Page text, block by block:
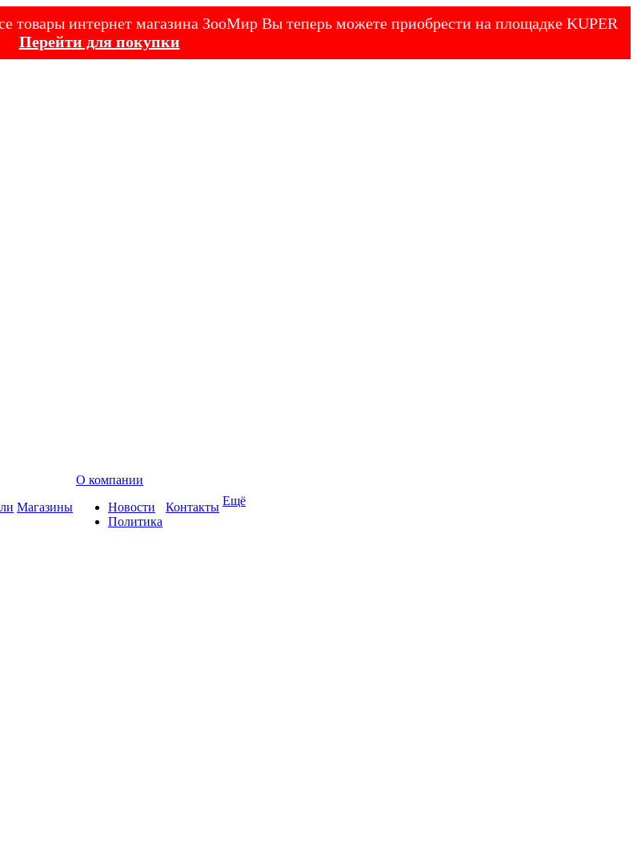
товары интернет магазина ЗооМир Вы теперь можете приобрести на площадке KUPER
Перейти для покупки
Магазины
О компании
Новости
Политика
Контакты Ещё